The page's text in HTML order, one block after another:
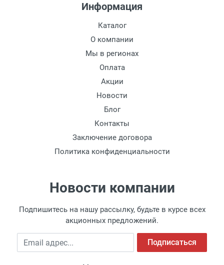
Информация
Каталог
О компании
Мы в регионах
Оплата
Акции
Новости
Блог
Контакты
Заключение договора
Политика конфиденциальности
Новости компании
Подпишитесь на нашу рассылку, будьте в курсе всех
акционных предложений.
Email адрес Подписаться